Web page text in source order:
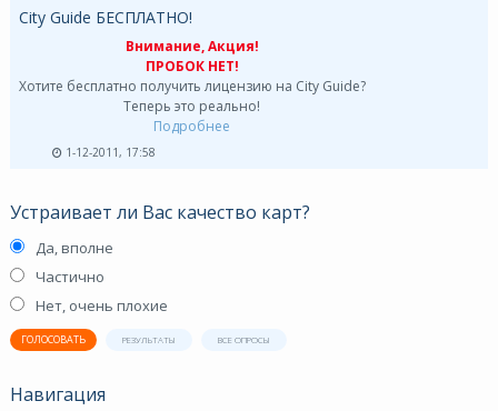
City Guide БЕСПЛАТНО!
Внимание, Акция!
ПРОБОК НЕТ!
Хотите бесплатно получить лицензию на City Guide?
Теперь это реально!
Подробнее
1-12-2011, 17:58
Устраивает ли Вас качество карт?
Да, вполне
Частично
Нет, очень плохие
ГОЛОСОВАТЬ РЕЗУЛЬТАТЫ ВСЕ ОПРОСЫ
Навигация